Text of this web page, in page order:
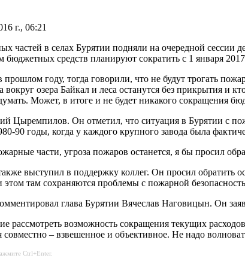
г., 06:21
частей в селах Бурятии подняли на очередной сессии
средств планируют сократить с 1 января
году, тогда говорили, что не будут трогать
вокруг озера Байкал и леса останутся без прикрытия и
Может, в итоге и не будет никакого сокращения
Цыремпилов. Он отметил, что ситуация в Бурятии с
90 годы, когда у каждого крупного завода была
части, угроза пожаров останется, я бы просил
выступил в поддержку коллег. Он просил обратить
там сохраняются проблемы с пожарной
глава Бурятии Вячеслав Наговицын. Он
рассмотреть возможность сокращения текущих
– взвешенное и объективное. Не надо
Ctrl+Enter.